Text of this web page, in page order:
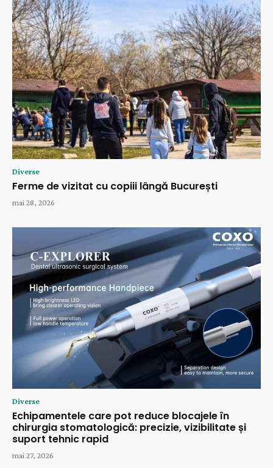
Diverse
Ferme de vizitat cu copiii lângă București
mai 28, 2026
Diverse
Echipamentele care pot reduce blocajele în
chirurgia stomatologică: precizie, vizibilitate și
suport tehnic rapid
mai 27, 2026